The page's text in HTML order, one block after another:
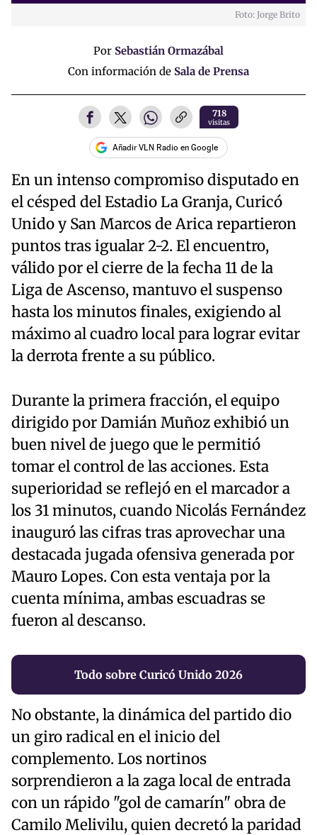
Foto: Jorge Brito
Por Sebastián Ormazábal
Con información de Sala de Prensa
718
visitas
Añadir VLN Radio en Google
En un intenso compromiso disputado en
el césped del Estadio La Granja, Curicó
Unido y San Marcos de Arica repartieron
puntos tras igualar 2-2. El encuentro,
válido por el cierre de la fecha 11 de la
Liga de Ascenso, mantuvo el suspenso
hasta los minutos finales, exigiendo al
máximo al cuadro local para lograr evitar
la derrota frente a su público.
Durante la primera fracción, el equipo
dirigido por Damián Muñoz exhibió un
buen nivel de juego que le permitió
tomar el control de las acciones. Esta
superioridad se reflejó en el marcador a
los 31 minutos, cuando Nicolás Fernández
inauguró las cifras tras aprovechar una
destacada jugada ofensiva generada por
Mauro Lopes. Con esta ventaja por la
cuenta mínima, ambas escuadras se
fueron al descanso.
Todo sobre Curicó Unido 2026
No obstante, la dinámica del partido dio
un giro radical en el inicio del
complemento. Los nortinos
sorprendieron a la zaga local de entrada
con un rápido "gol de camarín" obra de
Camilo Melivilu, quien decretó la paridad